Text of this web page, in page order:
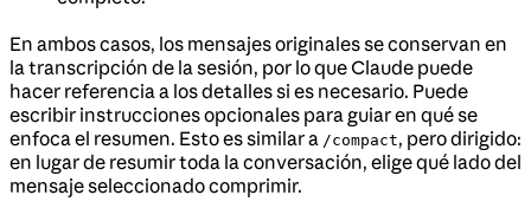
En ambos casos, los mensajes originales se conservan en
la transcripción de la sesión, por lo que Claude puede
hacer referencia a los detalles si es necesario. Puede
escribir instrucciones opcionales para guiar en qué se
enfoca el resumen. Esto es similar a /compact, pero dirigido:
en lugar de resumir toda la conversación, elige qué lado del
mensaje seleccionado comprimir.